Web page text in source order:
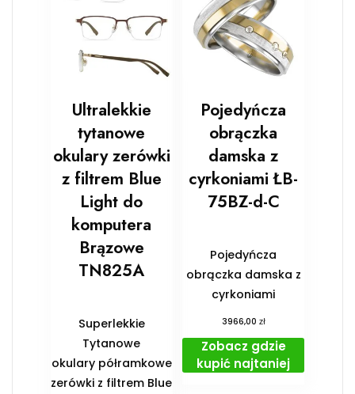
Ultralekkie
tytanowe
okulary zerówki
z filtrem Blue
Light do
komputera
Brązowe
TN825A
Superlekkie
Tytanowe
okulary półramkowe
zerówki z filtrem Blue
Pojedyńcza
obrączka
damska z
cyrkoniami ŁB-
75BZ-d-C
Pojedyńcza
obrączka damska z
cyrkoniami
3966,00 zł
Zobacz gdzie
kupić najtaniej